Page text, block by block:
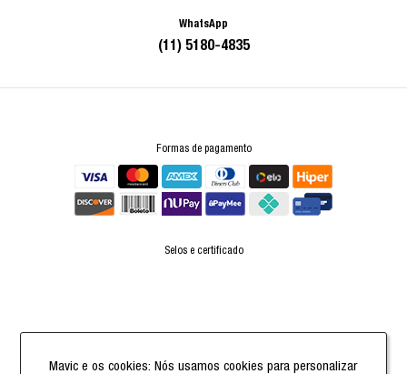
WhatsApp
(11) 5180-4835
Formas de pagamento
Selos e certificado
Mavic e os cookies: Nós usamos cookies para personalizar